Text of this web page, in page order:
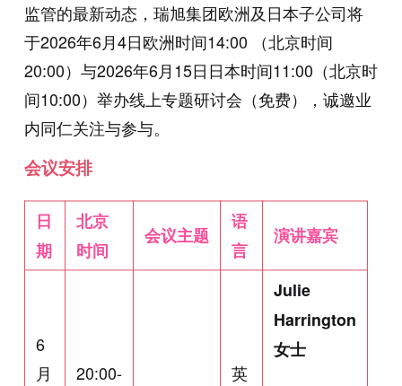
监管的最新动态，瑞旭集团欧洲及日本子公司将
于2026年6月4日欧洲时间14:00 （北京时间
20:00）与2026年6月15日日本时间11:00（北京时
间10:00）举办线上专题研讨会（免费），诚邀业
内同仁关注与参与。
会议安排
日
期
北京
时间
会议主题
语
言
演讲嘉宾
6
月
20:00-
英
Julie
Harrington
女士